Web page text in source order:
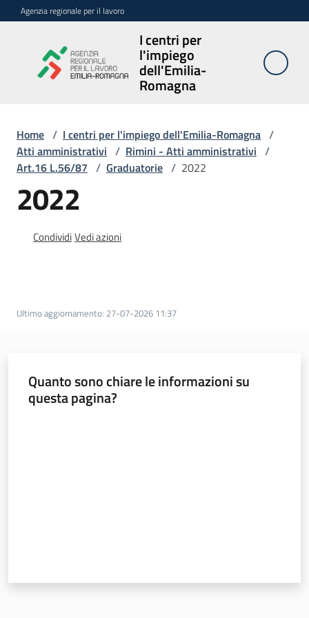
Vai al contenuto
Vai alla navigazione
Vai al footer
Agenzia regionale per il lavoro
I centri per
l'impiego
dell'Emilia-
Romagna
I centri per
l'impiego
dell'Emilia-
Romagna
Sedi
e
contatti
Avvisi
Agenzia
regionale
per il
Home / I centri per l'impiego dell'Emilia-Romagna /
Atti amministrativi / Rimini - Atti amministrativi /
Art.16 L.56/87 / Graduatorie / 2022
2022
CondividiVedi azioni
Ultimo aggiornamento: 27-07-2026 11:37
Quanto sono chiare le informazioni su
questa pagina?